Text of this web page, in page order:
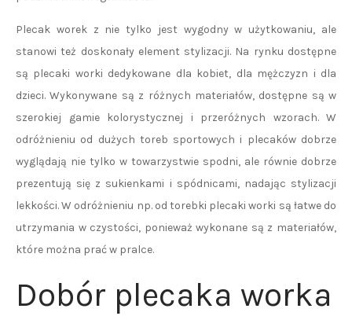
Plecak worek z nie tylko jest wygodny w użytkowaniu, ale
stanowi też doskonały element stylizacji. Na rynku dostępne
są plecaki worki dedykowane dla kobiet, dla mężczyzn i dla
dzieci. Wykonywane są z różnych materiałów, dostępne są w
szerokiej gamie kolorystycznej i przeróżnych wzorach. W
odróżnieniu od dużych toreb sportowych i plecaków dobrze
wyglądają nie tylko w towarzystwie spodni, ale równie dobrze
prezentują się z sukienkami i spódnicami, nadając stylizacji
lekkości. W odróżnieniu np. od torebki plecaki worki są łatwe do
utrzymania w czystości, ponieważ wykonane są z materiałów,
które można prać w pralce.
Dobór plecaka worka